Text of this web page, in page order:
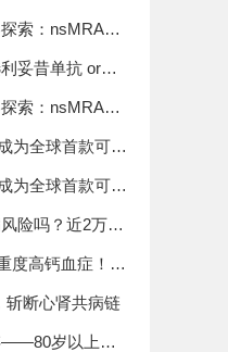
研究揭晓答案
索：nsMRA开
妥昔单抗 or钙
研究揭晓答案
索：nsMRA开
为全球首款可显
补体抑制剂
为全球首款可显
补体抑制剂
险吗？近2万人
度高钙血症！一
因竟不是甲旁亢
斩断心肾共病链
——80岁以上超